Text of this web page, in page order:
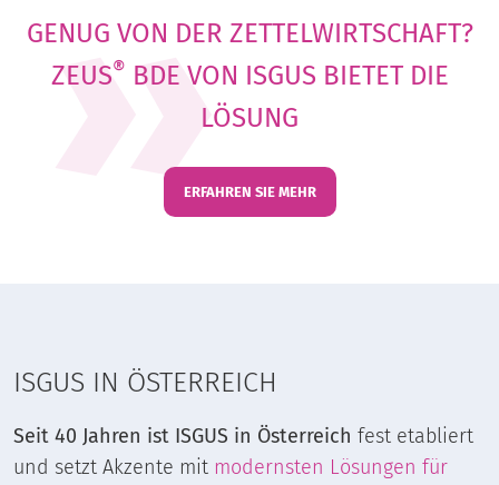
GENUG VON DER ZETTELWIRTSCHAFT?
ZEUS® BDE VON ISGUS BIETET DIE
LÖSUNG
ERFAHREN SIE MEHR
ISGUS IN ÖSTERREICH
Seit 40 Jahren ist ISGUS in Österreich fest etabliert
und setzt Akzente mit modernsten Lösungen für